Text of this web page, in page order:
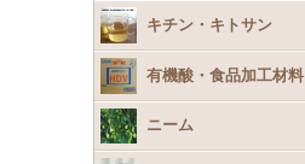
キチン・キトサン
有機酸・食品加工材料
ニーム